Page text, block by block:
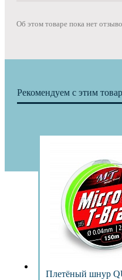
Об этом товаре пока нет
Рекомендуем с этим
Плетёный шнур